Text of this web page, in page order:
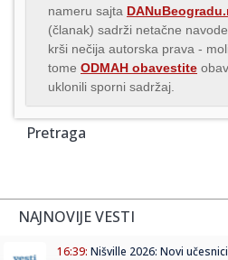
nameru sajta
(članak) sadrži netačne
krši nečija autorska prava -
tome ODMAH obavestite
uklonili sporni sadržaj.
Pretraga
NAJNOVIJE VESTI
16:39: Nišville 2026: Novi